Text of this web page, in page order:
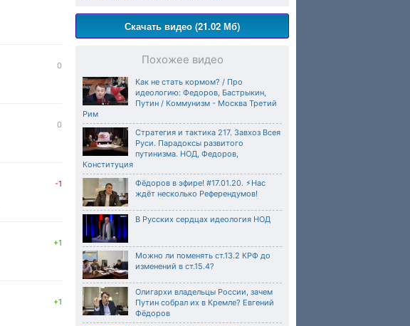
Скачать видео (21.02 Мб)
Похожее видео
Как не стать кормом? / Про
идеологию: Федоров, Бастрыкин,
Путин / Коммунизм - Москва Третий
Рим
Стратегия и тактика 217. Завхоз Всея
Руси. Парадоксы развитого
путинизма. НОД, Федоров,
Конституция
Фёдоров в эфире! #17.01.20. ⚡️Нас
ждёт несколько Референдумов!
В Русских сердцах идеология НОД
Можно ли поменять ст.13.2 КРФ до
изменений в ст.15.4?
Олигархи владельцы России, зачем
Путин собрал их в Кремле? Евгений
Фёдоров
0
0
-1
+1
+1